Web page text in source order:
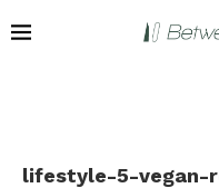
lifestyle-5-vegan-